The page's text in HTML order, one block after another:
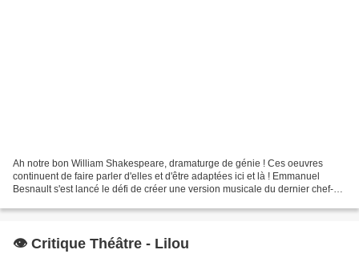
Ah notre bon William Shakespeare, dramaturge de génie ! Ces oeuvres
continuent de faire parler d'elles et d'être adaptées ici et là ! Emmanuel
Besnault s'est lancé le défi de créer une version musicale du dernier chef-
👁️ Critique Théâtre - Lilou